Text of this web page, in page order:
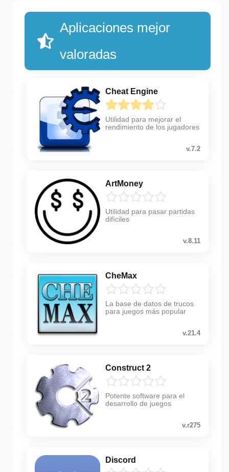
Aplicaciones mejor
valoradas
Cheat Engine
Utilidad para mejorar el
rendimiento de los jugadores
v.7.2
ArtMoney
Utilidad para pasar partidas
difíciles
v.8.11
CheMax
La base de datos de trucos
para juegos más popular
v.21.4
Construct 2
Potente software para el
desarrollo de juegos
v.r275
Discord